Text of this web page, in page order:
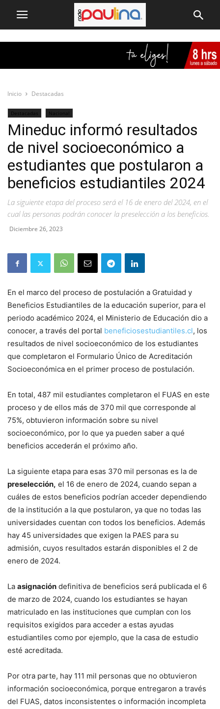
Inicio Destacadas
Destacadas Nacional
Mineduc informó resultados
de nivel socioeconómico a
estudiantes que postularon a
beneficios estudiantiles 2024
La siguiente etapa del proceso será el 16 de enero del 2024, en el
cual las personas podrán conocer la preselección a los beneficios.
Diciembre 26, 2023
En el marco del proceso de postulación a Gratuidad y
Beneficios Estudiantiles de la educación superior, para el
periodo académico 2024, el Ministerio de Educación dio a
conocer, a través del portal beneficiosestudiantiles.cl, los
resultados de nivel socioeconómico de los estudiantes
que completaron el Formulario Único de Acreditación
Socioeconómica en el primer proceso de postulación.
En total, 487 mil estudiantes completaron el FUAS en este
proceso y de ellos más de 370 mil que corresponde al
75%, obtuvieron información sobre su nivel
socioeconómico, por lo que ya pueden saber a qué
beneficios accederán el próximo año.
La siguiente etapa para esas 370 mil personas es la de
preselección, el 16 de enero de 2024, cuando sepan a
cuáles de estos beneficios podrían acceder dependiendo
de la institución a la que postularon, ya que no todas las
universidades cuentan con todos los beneficios. Además
hay 45 universidades que exigen la PAES para su
admisión, cuyos resultados estarán disponibles el 2 de
enero de 2024.
La asignación definitiva de beneficios será publicada el 6
de marzo de 2024, cuando los estudiantes se hayan
matriculado en las instituciones que cumplan con los
requisitos exigidos para acceder a estas ayudas
estudiantiles como por ejemplo, que la casa de estudio
esté acreditada.
Por otra parte, hay 111 mil personas que no obtuvieron
información socioeconómica, porque entregaron a través
del FUAS, datos inconsistentes o información incompleta